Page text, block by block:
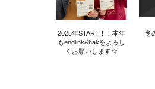
2025年START！！本年
もendlink&hakをよろし
くお願いします☆
冬